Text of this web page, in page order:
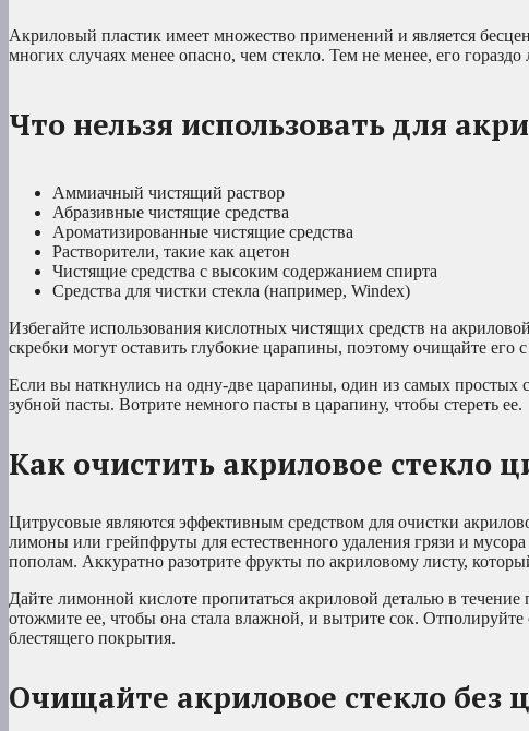
Акриловый пластик имеет множество применений и является
многих случаях менее опасно, чем стекло. Тем не менее, его
Что нельзя использовать для
Аммиачный чистящий раствор
Абразивные чистящие средства
Ароматизированные чистящие средства
Растворители, такие как ацетон
Чистящие средства с высоким содержанием спирта
Средства для чистки стекла (например, Windex)
Избегайте использования кислотных чистящих средств на
скребки могут оставить глубокие царапины, поэтому очищайте
Если вы наткнулись на одну-две царапины, один из самых простых
зубной пасты. Вотрите немного пасты в царапину, чтобы стереть ее.
Как очистить акриловое стекло
Цитрусовые являются эффективным средством для очистки
лимоны или грейпфруты для естественного удаления грязи и
пополам. Аккуратно разотрите фрукты по акриловому листу,
Дайте лимонной кислоте пропитаться акриловой деталью в
отожмите ее, чтобы она стала влажной, и вытрите сок.
блестящего покрытия.
Очищайте акриловое стекло без